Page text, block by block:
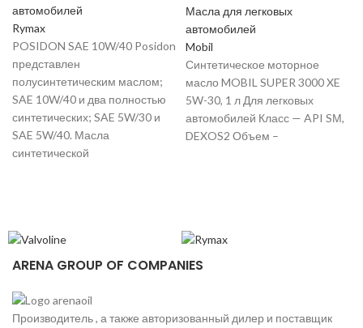
автомобилей
Rymax
POSIDON SAE 10W/40 Posidon
представлен
полусинтетическим маслом;
SAE 10W/40 и два полностью
синтетических; SAE 5W/30 и
SAE 5W/40. Масла
синтетической
Масла для легковых
автомобилей
Mobil
Синтетическое моторное
масло MOBIL SUPER 3000 XE
5W-30, 1 л Для легковых
автомобилей Класс — API SМ,
DEXOS2 Объем –
ARENA GROUP OF COMPANIES
Производитель , а также авторизованный дилер и поставщик